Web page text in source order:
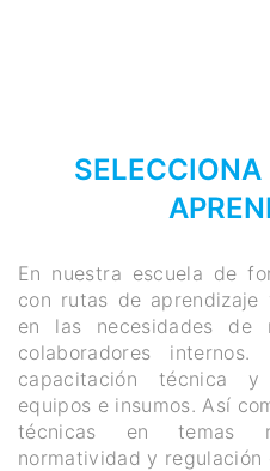
SELECCIONA
En nuestra escuela de
con rutas de aprendizaje
en las necesidades de
colaboradores
capacitación técnica
equipos e insumos. Así
técnicas en temas
normatividad y regulación